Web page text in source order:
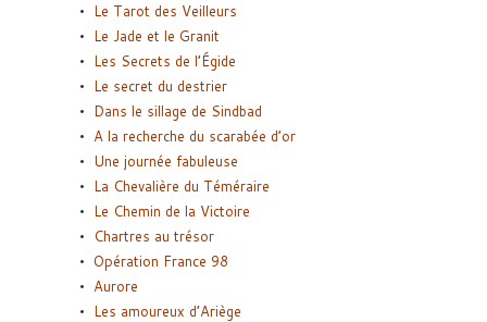
Le Tarot des Veilleurs
Le Jade et le Granit
Les Secrets de l’Égide
Le secret du destrier
Dans le sillage de Sindbad
A la recherche du scarabée d’or
Une journée fabuleuse
La Chevalière du Téméraire
Le Chemin de la Victoire
Chartres au trésor
Opération France 98
Aurore
Les amoureux d’Ariège